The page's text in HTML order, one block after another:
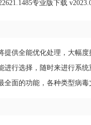
提供全能优化处理，大幅度
进行选择，随时来进行系
面的功能，各种类型病毒